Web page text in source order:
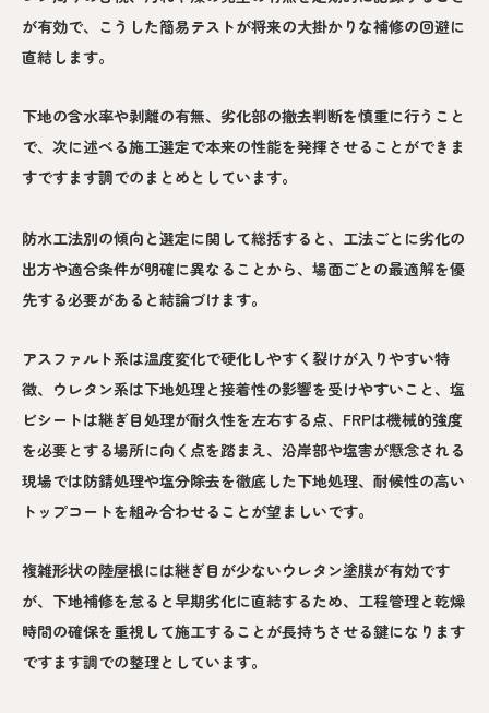
が有効で、こうした簡易テストが将来の大掛かりな補修の回避に
直結します。
下地の含水率や剥離の有無、劣化部の撤去判断を慎重に行うこと
で、次に述べる施工選定で本来の性能を発揮させることができま
すですます調でのまとめとしています。
防水工法別の傾向と選定に関して総括すると、工法ごとに劣化の
出方や適合条件が明確に異なることから、場面ごとの最適解を優
先する必要があると結論づけます。
アスファルト系は温度変化で硬化しやすく裂けが入りやすい特
徴、ウレタン系は下地処理と接着性の影響を受けやすいこと、塩
ビシートは継ぎ目処理が耐久性を左右する点、FRPは機械的強度
を必要とする場所に向く点を踏まえ、沿岸部や塩害が懸念される
現場では防錆処理や塩分除去を徹底した下地処理、耐候性の高い
トップコートを組み合わせることが望ましいです。
複雑形状の陸屋根には継ぎ目が少ないウレタン塗膜が有効です
が、下地補修を怠ると早期劣化に直結するため、工程管理と乾燥
時間の確保を重視して施工することが長持ちさせる鍵になります
ですます調での整理としています。